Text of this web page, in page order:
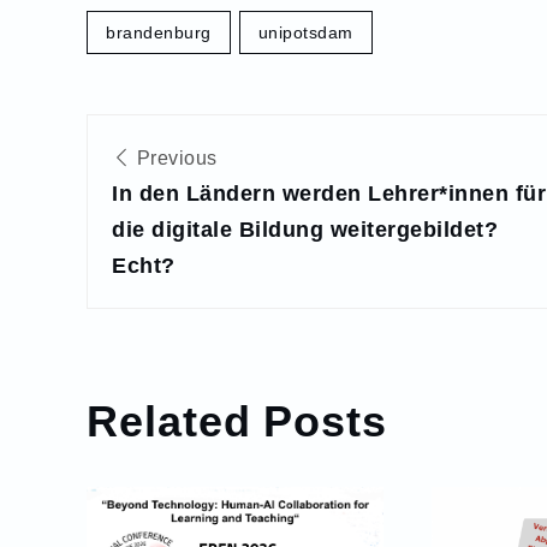
brandenburg unipotsdam
Previous
In den Ländern werden Lehrer*innen für
die digitale Bildung weitergebildet?
Echt?
Related Posts